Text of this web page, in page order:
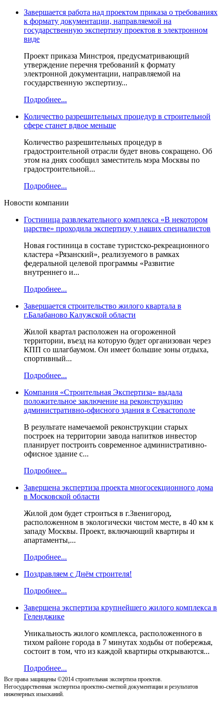
Завершается работа над проектом приказа о требованиях
к формату документации, направляемой на
государственную экспертизу проектов в электронном
виде
Проект приказа Минстроя, предусматривающий
утверждение перечня требований к формату
электронной документации, направляемой на
государственную экспертизу...
Подробнее...
Количество разрешительных процедур в строительной
сфере станет вдвое меньше
Количество разрешительных процедур в
градостроительной отрасли будет вновь сокращено. Об
этом на днях сообщил заместитель мэра Москвы по
градостроительной...
Подробнее...
Новости компании
Гостиница развлекательного комплекса «В некотором
царстве» проходила экспертизу у наших специалистов
Новая гостиница в составе туристско-рекреационного
кластера «Рязанский», реализуемого в рамках
федеральной целевой программы «Развитие
внутреннего и...
Подробнее...
Завершается строительство жилого квартала в
г.Балабаново Калужской области
Жилой квартал расположен на огороженной
территории, въезд на которую будет организован через
КПП со шлагбаумом. Он имеет большие зоны отдыха,
спортивный...
Подробнее...
Компания «Строительная Экспертиза» выдала
положительное заключение на реконструкцию
административно-офисного здания в Севастополе
В результате намечаемой реконструкции старых
построек на территории завода напитков инвестор
планирует построить современное административно-
офисное здание с...
Подробнее...
Завершена экспертиза проекта многосекционного дома
в Московской области
Жилой дом будет строиться в г.Звенигород,
расположенном в экологически чистом месте, в 40 км к
западу Москвы. Проект, включающий квартиры и
апартаменты,...
Подробнее...
Поздравляем с Днём строителя!
Подробнее...
Завершена экспертиза крупнейшего жилого комплекса в
Геленджике
Уникальность жилого комплекса, расположенного в
тихом районе города в 7 минутах ходьбы от побережья,
состоит в том, что из каждой квартиры открываются...
Подробнее...
Все права защищены ©2014 строительная экспертиза проектов.
Негосударственная экспертиза проектно-сметной документации и результатов
инженерных изысканий.